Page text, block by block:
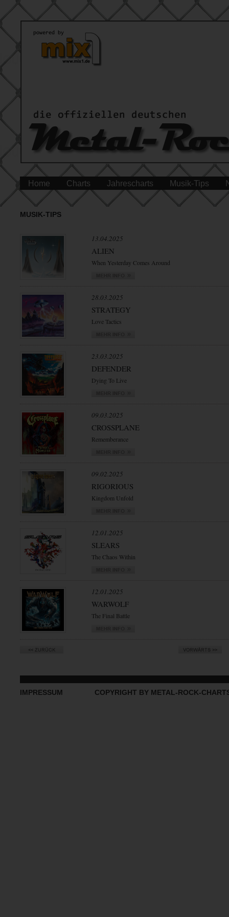
Home Charts Jahrescharts Musik-Tips
MUSIK-TIPS
13.04.2025
ALIEN
When Yesterday Comes Around
28.03.2025
STRATEGY
Love Tactics
23.03.2025
DEFENDER
Dying To Live
09.03.2025
CROSSPLANE
Rememberance
09.02.2025
RIGORIOUS
Kingdom Unfold
12.01.2025
SLEARS
The Chaos Within
12.01.2025
WARWOLF
The Final Battle
IMPRESSUM COPYRIGHT BY METAL-ROCK-